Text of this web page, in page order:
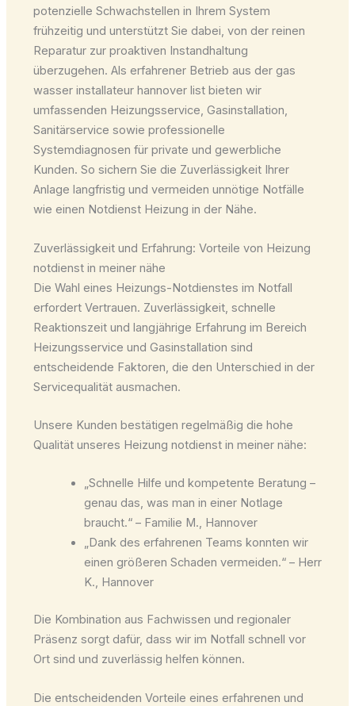
potenzielle Schwachstellen in Ihrem System
frühzeitig und unterstützt Sie dabei, von der reinen
Reparatur zur proaktiven Instandhaltung
überzugehen. Als erfahrener Betrieb aus der gas
wasser installateur hannover list bieten wir
umfassenden Heizungsservice, Gasinstallation,
Sanitärservice sowie professionelle
Systemdiagnosen für private und gewerbliche
Kunden. So sichern Sie die Zuverlässigkeit Ihrer
Anlage langfristig und vermeiden unnötige Notfälle
wie einen Notdienst Heizung in der Nähe.
Zuverlässigkeit und Erfahrung: Vorteile von Heizung
notdienst in meiner nähe
Die Wahl eines Heizungs-Notdienstes im Notfall
erfordert Vertrauen. Zuverlässigkeit, schnelle
Reaktionszeit und langjährige Erfahrung im Bereich
Heizungsservice und Gasinstallation sind
entscheidende Faktoren, die den Unterschied in der
Servicequalität ausmachen.
Unsere Kunden bestätigen regelmäßig die hohe
Qualität unseres Heizung notdienst in meiner nähe:
„Schnelle Hilfe und kompetente Beratung –
genau das, was man in einer Notlage
braucht.“ – Familie M., Hannover
„Dank des erfahrenen Teams konnten wir
einen größeren Schaden vermeiden.“ – Herr
K., Hannover
Die Kombination aus Fachwissen und regionaler
Präsenz sorgt dafür, dass wir im Notfall schnell vor
Ort sind und zuverlässig helfen können.
Die entscheidenden Vorteile eines erfahrenen und